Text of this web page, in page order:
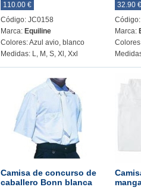
110.00 €
Código: JC0158
Marca: Equiline
Colores: Azul avio, blanco
Medidas: L, M, S, Xl, Xxl
32.90 €
Marca:
Camisa de concurso de
caballero Bonn blanca